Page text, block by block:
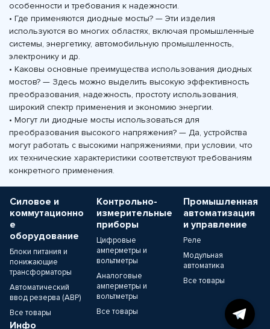
особенности и требования к надежности.
• Где применяются диодные мосты? — Эти изделия
используются во многих областях, включая промышленные
системы, энергетику, автомобильную промышленность,
электронику и др.
• Каковы основные преимущества использования диодных
мостов? — Здесь можно выделить высокую эффективность
преобразования, надежность, простоту использования,
широкий спектр применения и экономию энергии.
• Могут ли диодные мосты использоваться для
преобразования высокого напряжения? — Да, устройства
могут работать с высокими напряжениями, при условии, что
их технические характеристики соответствуют требованиям
конкретного применения.
Силовое и
коммутационно
е
оборудование
Блоки питания и
понижающие
трансформаторы
Автоматический
ввод резерва (АВР)
Все товары
Контрольно-
измерительные
приборы
Цифровые
амперметры и
вольтметры
Аналоговые
амперметры и
вольтметры
Все товары
Промышленная
автоматизация
и управление
Реле
Модульная
автоматика
Все товары
Инфо